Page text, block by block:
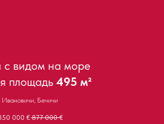
с видом на море
площадь 495 м²
Ивановичи, Бечичи
000 € 877 000 €